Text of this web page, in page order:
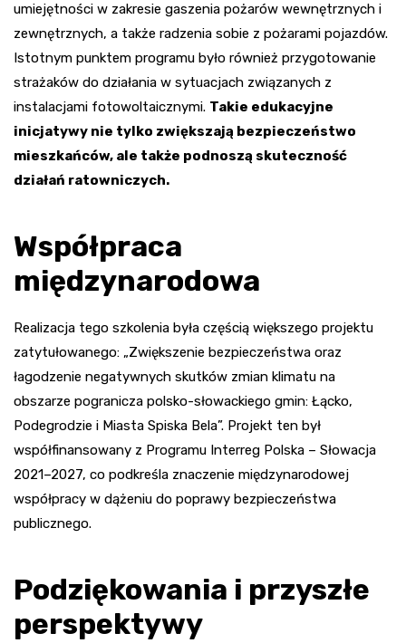
umiejętności w zakresie gaszenia pożarów wewnętrznych i
zewnętrznych, a także radzenia sobie z pożarami pojazdów.
Istotnym punktem programu było również przygotowanie
strażaków do działania w sytuacjach związanych z
instalacjami fotowoltaicznymi. Takie edukacyjne
inicjatywy nie tylko zwiększają bezpieczeństwo
mieszkańców, ale także podnoszą skuteczność
działań ratowniczych.
Współpraca
międzynarodowa
Realizacja tego szkolenia była częścią większego projektu
zatytułowanego: „Zwiększenie bezpieczeństwa oraz
łagodzenie negatywnych skutków zmian klimatu na
obszarze pogranicza polsko-słowackiego gmin: Łącko,
Podegrodzie i Miasta Spiska Bela”. Projekt ten był
współfinansowany z Programu Interreg Polska – Słowacja
2021–2027, co podkreśla znaczenie międzynarodowej
współpracy w dążeniu do poprawy bezpieczeństwa
publicznego.
Podziękowania i przyszłe
perspektywy